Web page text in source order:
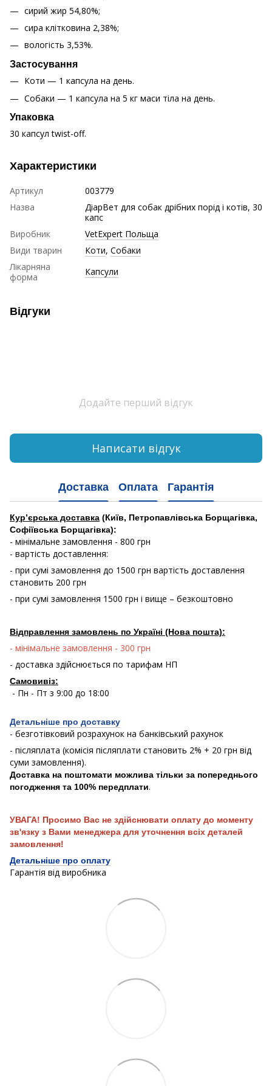
сирий жир 54,80%;
сира клітковина 2,38%;
вологість 3,53%.
Застосування
Коти — 1 капсула на день.
Собаки — 1 капсула на 5 кг маси тіла на день.
Упаковка
30 капсул twist-off.
Характеристики
Артикул
003779
Назва
ДіарВет для собак дрібних порід і котів, 30
капс
Виробник
VetExpert Польща
Види тварин
Коти, Собаки
Лікарняна
форма
Капсули
Відгуки
Додайте перший відгук
Написати відгук
Доставка Оплата Гарантія
Кур’єрська доставка (Київ, Петропавлівська Борщагівка,
Софіївська Борщагівка):
- мінімальне замовлення - 800 грн
- вартість доставлення:
- при сумі замовлення до 1500 грн вартість доставлення
становить 200 грн
- при сумі замовлення 1500 грн і вище – безкоштовно
Відправлення замовлень по Україні (Нова пошта):
- мінімальне замовлення - 300 грн
- доставка здійснюється по тарифам НП
Самовивіз:
- Пн - Пт з 9:00 до 18:00
Детальніше про доставку
- безготівковий розрахунок на банківський рахунок
- післяплата (комісія післяплати становить 2% + 20 грн від
суми замовлення).
Доставка на поштомати можлива тільки за попереднього
погодження та 100% передплати.
УВАГА! Просимо Вас не здійснювати оплату до моменту
зв'язку з Вами менеджера для уточнення всіх деталей
замовлення!
Детальніше про оплату
Гарантія від виробника